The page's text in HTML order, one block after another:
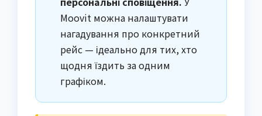
Moovit можна налаштувати
нагадування про конкретний
рейс — ідеально для тих, хто
щодня їздить за одним
графіком.